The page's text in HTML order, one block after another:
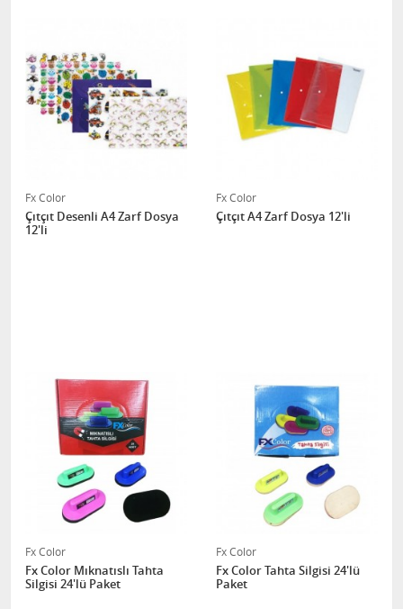
Fx Color
Çıtçıt Desenli A4 Zarf Dosya
12'li
Fx Color
Çıtçıt A4 Zarf Dosya 12'li
Fx Color
Fx Color Mıknatıslı Tahta
Silgisi 24'lü Paket
Fx Color
Fx Color Tahta Silgisi 24'lü
Paket